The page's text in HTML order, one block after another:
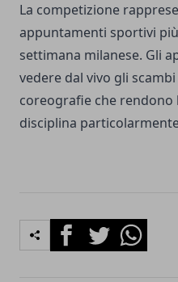
La competizione
appuntamenti sportivi
settimana milanese. Gli
vedere dal vivo gli
coreografie che
disciplina
FacebookTwitterWhatsapp